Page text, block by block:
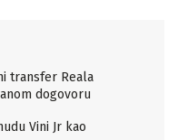
transfer Reala
dogovoru
Vini Jr kao